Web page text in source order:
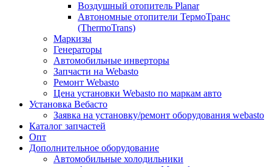
Воздушный отопитель Planar
Автономные отопители ТермоТранс
(ThermoTrans)
Маркизы
Генераторы
Автомобильные инверторы
Запчасти на Webasto
Ремонт Webasto
Цена установки Webasto по маркам авто
Установка Вебасто
Заявка на установку/ремонт оборудования webasto
Каталог запчастей
Опт
Дополнительное оборудование
Автомобильные холодильники